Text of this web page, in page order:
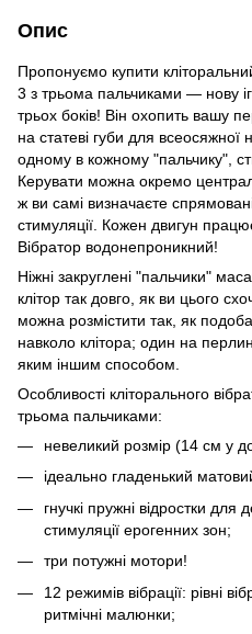
Опис
Пропонуємо купити
3 з трьома пальчиками — нову
трьох боків! Він охопить вашу
на статеві губи для
одному в кожному "пальчику",
Керувати можна окремо
ж ви самі визначаєте
стимуляції. Кожен двигун
Вібратор водонепроникний!
Ніжні закруглені "пальчики"
клітор так довго, як ви цього
можна розмістити так, як
навколо клітора; один на
яким іншим способом.
Особливості кліторального
трьома пальчиками:
невеликий розмір (14 см у
ідеально гладенький
гнучкі пружні відростки для
стимуляції ерогенних зон;
три потужні мотори!
12 режимів вібрації: рівні
ритмічні малюнки;